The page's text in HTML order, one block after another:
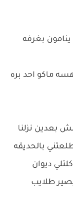
بغرفه
ماكو احد بره
بعدين نزلنا
بالحديقه
ديوان
طلايب